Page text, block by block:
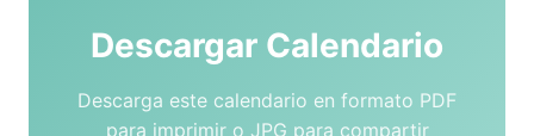
Descargar Calendario
Descarga este calendario en formato PDF
para imprimir o JPG para compartir